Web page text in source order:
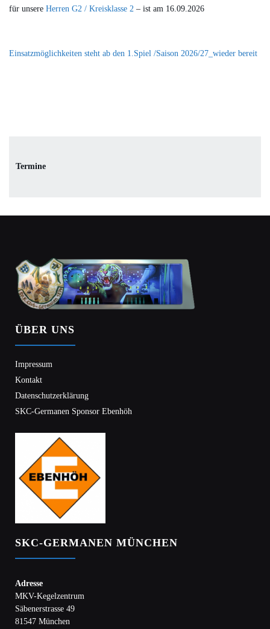
für unsere Herren G2 / Kreisklasse 2 – ist am 16.09.2026
Einsatzmöglichkeiten steht ab den 1.Spiel /Saison 2026/27_wieder bereit
Termine
ÜBER UNS
Impressum
Kontakt
Datenschutzerklärung
SKC-Germanen Sponsor Ebenhöh
SKC-GERMANEN MÜNCHEN
Adresse
MKV-Kegelzentrum
Säbenerstrasse 49
81547 München